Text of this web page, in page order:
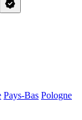
Pays-Bas Pologne